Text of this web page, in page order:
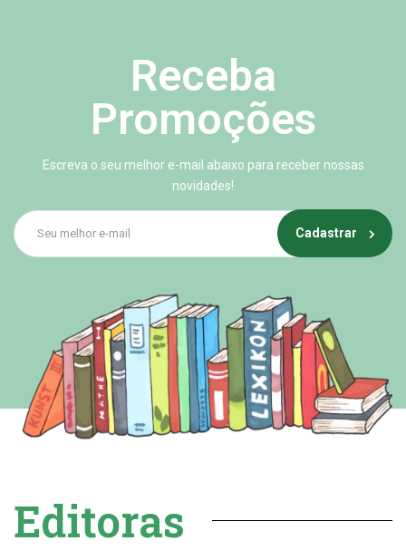
Receba
Promoções
Escreva o seu melhor e-mail abaixo para receber nossas
novidades!
Cadastrar
Editoras